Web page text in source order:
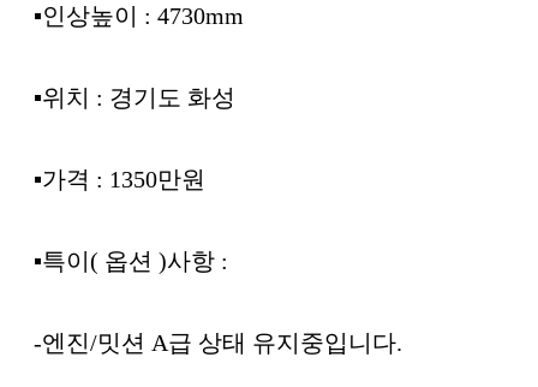
▪︎인상높이 : 4730mm
▪︎위치 : 경기도 화성
▪︎가격 : 1350만원
▪︎특이( 옵션 )사항 :
-엔진/밋션 A급 상태 유지중입니다.